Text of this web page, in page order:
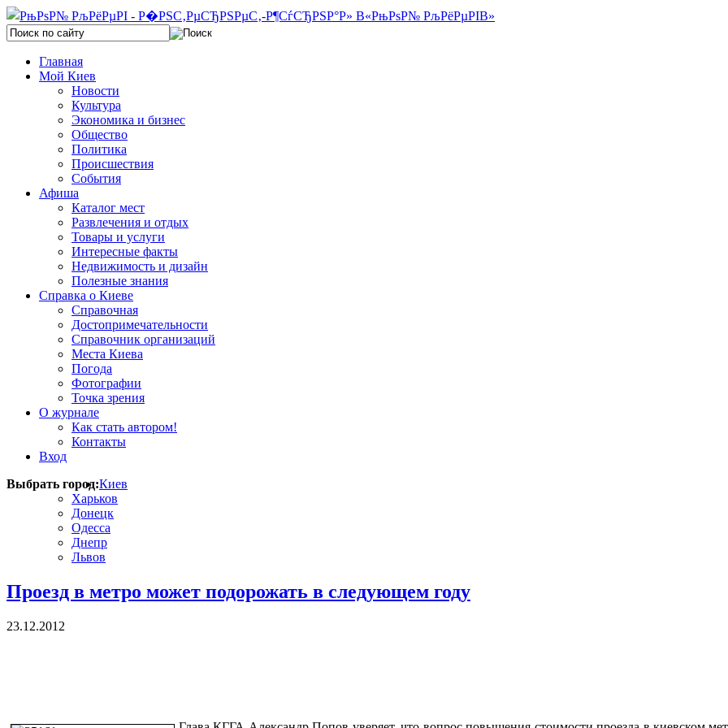
Главная
Мой Киев
Новости
Культура
Экономика и бизнес
Общество
Политика
Происшествия
События
Афиша
Каталог мест
Развлечения и отдых
Товары и услуги
Интересные факты
Недвижимость и дизайн
Полезные знания
Справка о Киеве
Справочная
Достопримечательности
Справочник организаций
Места Киева
Погода
Фотографии
Точка зрения
О журнале
Как стать автором!
Контакты
Вход
Выбрать город:Киев
Харьков
Донецк
Одесса
Днепр
Львов
Проезд в метро может подорожать в следующем году
23.12.2012